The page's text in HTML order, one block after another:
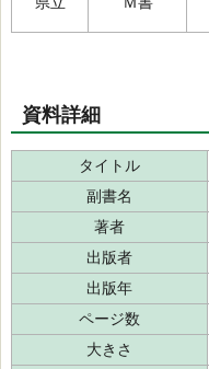
資料詳細
タイトル
副書名
著者
出版者
出版年
ページ数
大きさ